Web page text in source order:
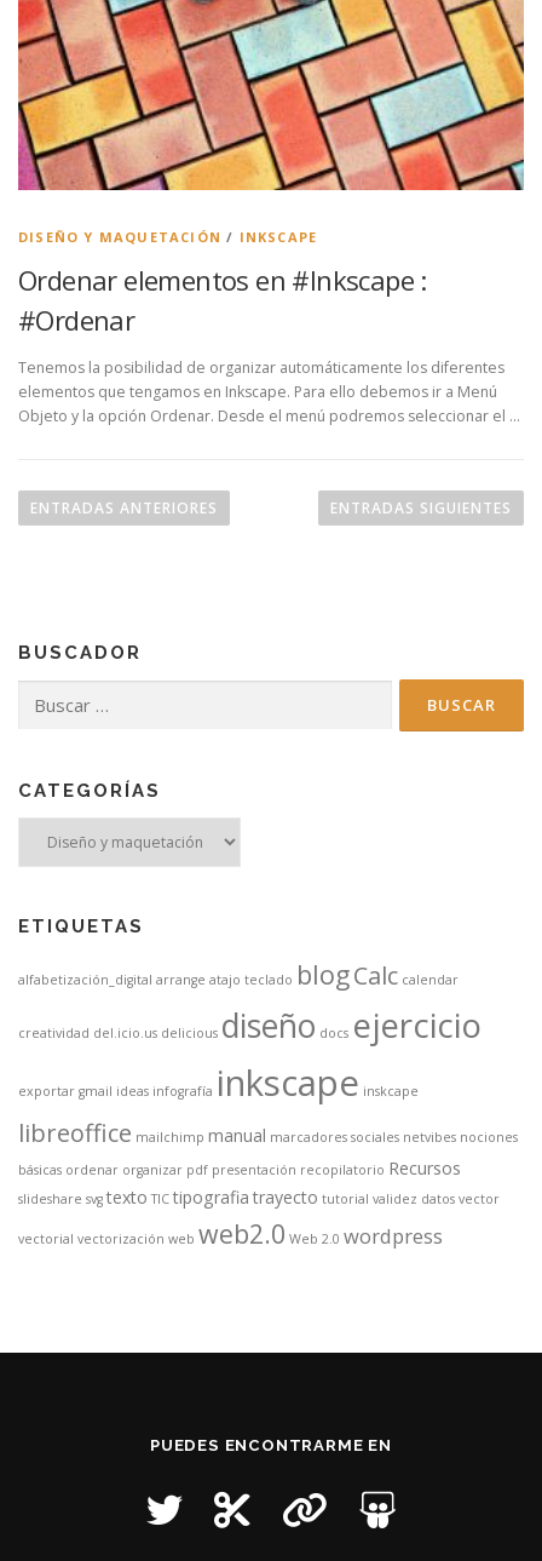
DISEÑO Y MAQUETACIÓN / INKSCAPE
Ordenar elementos en #Inkscape :
#Ordenar
Tenemos la posibilidad de organizar automáticamente los diferentes
elementos que tengamos en Inkscape. Para ello debemos ir a Menú
Objeto y la opción Ordenar. Desde el menú podremos seleccionar el …
ENTRADAS ANTERIORES ENTRADAS SIGUIENTES
BUSCADOR
CATEGORÍAS
ETIQUETAS
alfabetización_digital arrange atajo teclado blogCalc calendar
creatividad del.icio.us delicious diseño docs ejercicio
exportar gmail ideas infografía inkscape inskcape
libreoffice mailchimp manual marcadores sociales netvibes nociones
básicas ordenar organizar pdf presentación recopilatorio Recursos
slideshare svg texto TIC tipografia trayecto tutorial validez datos vector
vectorial vectorización web web2.0 Web 2.0 wordpress
PUEDES ENCONTRARME EN